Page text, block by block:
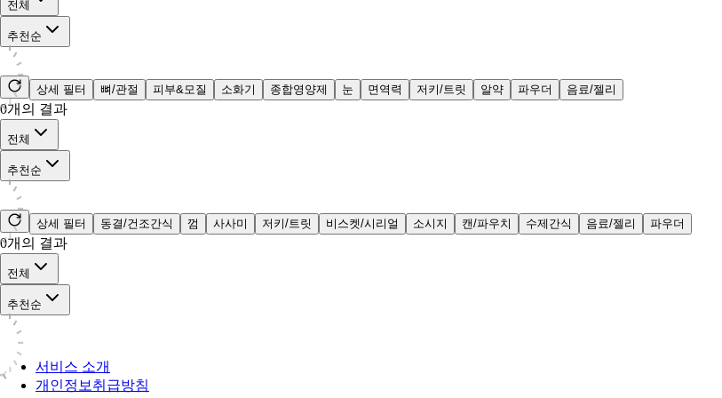
전체
추천순
상세 필터 뼈/관절 피부&모질 소화기 종합영양제 눈 면역력 저키/트릿 알약 파우더 음료/젤리
0개의 결과
전체
추천순
상세 필터 동결/건조간식 껌 사사미 저키/트릿 비스켓/시리얼 소시지 캔/파우치 수제간식 음료/젤리 파우더
0개의 결과
전체
추천순
서비스 소개
개인정보취급방침